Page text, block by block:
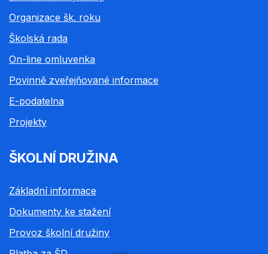
Organizace šk. roku
Školská rada
On-line omluvenka
Povinně zveřejňované informace
E-podatelna
Projekty
ŠKOLNÍ DRUŽINA
Základní informace
Dokumenty ke stažení
Provoz školní družiny